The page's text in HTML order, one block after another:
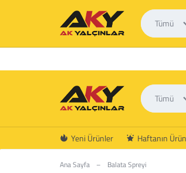
AK
YALÇINLAR
Tümü
Yeni Ürünler Haftanın
Tümü
Ana Sayfa – Balata Spreyi